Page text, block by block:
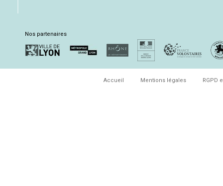
Nos partenaires
Accueil Mentions légales RGPD